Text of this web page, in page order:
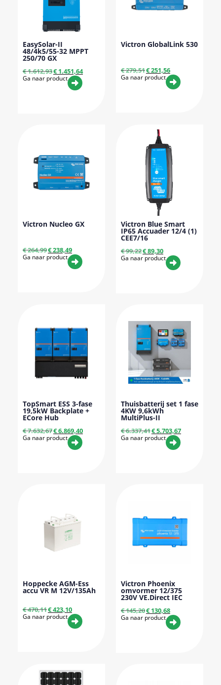
EasySolar-II
48/4k5/55-32 MPPT
250/70 GX
€1.612,93€1.451,64
Ga naar product
Victron GlobalLink 530
€279,51€251,56
Ga naar product
Victron Nucleo GX
€264,99€238,49
Ga naar product
Victron Blue Smart
IP65 Accuader 12/4 (1)
CEE7/16
€99,22€89,30
Ga naar product
TopSmart ESS 3-fase
19,5kW Backplate +
ECore Hub
€7.632,67€6.869,40
Ga naar product
Thuisbatterij set 1 fase
4KW 9,6kWh
MultiPlus-II
€6.337,41€5.703,67
Ga naar product
Hoppecke AGM-Ess
accu VR M 12V/135Ah
€470,11€423,10
Ga naar product
Victron Phoenix
omvormer 12/375
230V VE.Direct IEC
€145,20€130,68
Ga naar product